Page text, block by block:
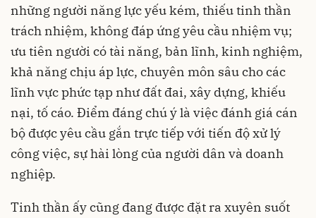
những người năng lực yếu kém, thiếu tinh thần
trách nhiệm, không đáp ứng yêu cầu nhiệm vụ;
ưu tiên người có tài năng, bản lĩnh, kinh nghiệm,
khả năng chịu áp lực, chuyên môn sâu cho các
lĩnh vực phức tạp như đất đai, xây dựng, khiếu
nại, tố cáo. Điểm đáng chú ý là việc đánh giá cán
bộ được yêu cầu gắn trực tiếp với tiến độ xử lý
công việc, sự hài lòng của người dân và doanh
nghiệp.
Tinh thần ấy cũng đang được đặt ra xuyên suốt